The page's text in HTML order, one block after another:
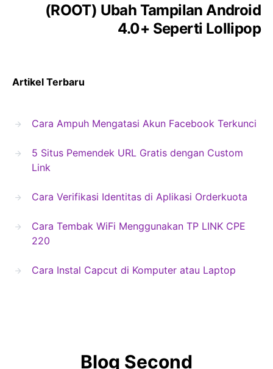
(ROOT) Ubah Tampilan Android
4.0+ Seperti Lollipop
Artikel Terbaru
Cara Ampuh Mengatasi Akun Facebook Terkunci
5 Situs Pemendek URL Gratis dengan Custom
Link
Cara Verifikasi Identitas di Aplikasi Orderkuota
Cara Tembak WiFi Menggunakan TP LINK CPE
220
Cara Instal Capcut di Komputer atau Laptop
Blog Second